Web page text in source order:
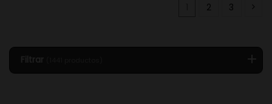
2 3